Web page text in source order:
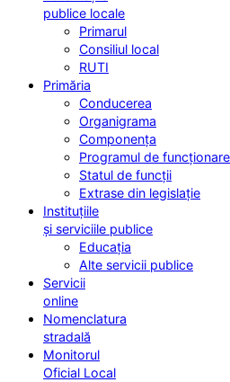
publice locale
Primarul
Consiliul local
RUTI
Primăria
Conducerea
Organigrama
Componența
Programul de
Statul de funcții
Extrase din legislație
Instituțiile
și serviciile publice
Educația
Alte servicii publice
Servicii
online
Nomenclatura
stradală
Monitorul
Oficial Local